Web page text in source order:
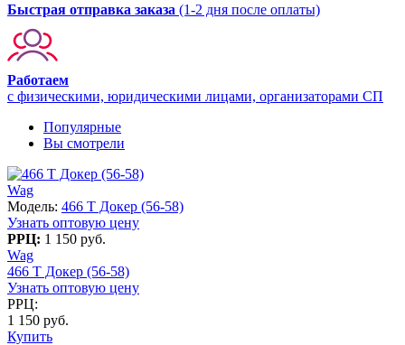
Быстрая отправка заказа (1-2 дня после оплаты)
Работаем
с физическими, юридическими лицами, организаторами СП
Популярные
Вы смотрели
Wag
Модель: 466 T Докер (56-58)
Узнать оптовую цену
РРЦ: 1 150 руб.
Wag
466 T Докер (56-58)
Узнать оптовую цену
РРЦ:
1 150 руб.
Купить